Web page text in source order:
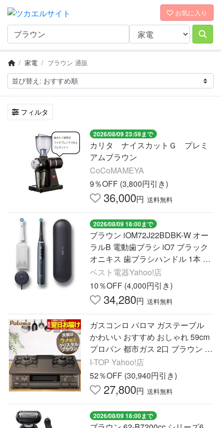
お気に入り
家電 ブラウン 通販
フィルタ
2026/08/09 23:59まで
カリタ ナイスカットＧ プレミ
アムブラウン
CoCoMAMEYA
9％OFF (3,800円引き)
36,000円 送料無料
2026/08/09 18:00まで
ブラウン iOM72J22BDBK-W オー
ラルB 電動歯ブラシ iO7 ブラック
オニキス 歯ブラシハンドル 1本 ブ
ラシヘッド 1本 Oral-B
ベスト電器Yahoo!店
10％OFF (4,000円引き)
34,280円 送料無料
ガスコンロ パロマ ガステーブル
かわいい おすすめ おしゃれ 59cm
プロパン 都市ガス 2口 ブラウン 茶
色 ラメ入り 綺麗 キラキラ 天板 チ
ャイルドロック付き
I-TOP Yahoo!店
52％OFF (30,940円引き)
27,800円 送料無料
2026/08/09 18:00まで